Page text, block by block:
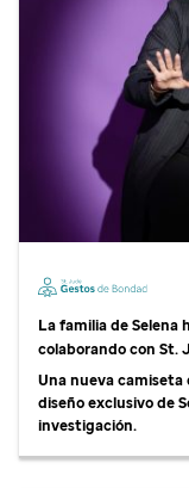
La familia de Selena
colaborando con St.
Una nueva camiseta
diseño exclusivo de
investigación.